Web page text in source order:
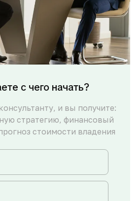
с чего начать?
и вы получите:
стратегию, финансовый
стоимости владения